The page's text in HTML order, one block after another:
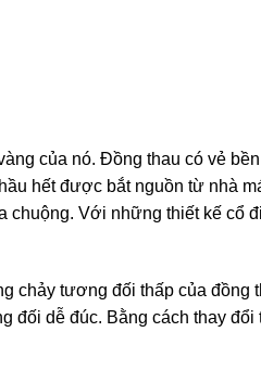
của nó. Đồng thau có vẻ
hết được bắt nguồn từ nhà
Với những thiết kế cổ
tương đối thấp của đồng
đối dễ đúc. Bằng cách thay